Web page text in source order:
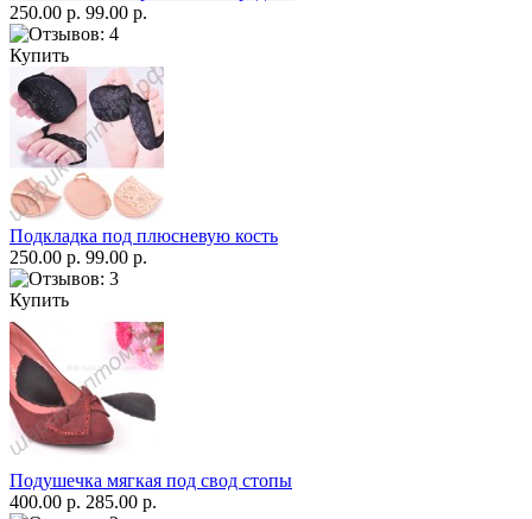
250.00 р. 99.00 р.
Купить
Подкладка под плюсневую кость
250.00 р. 99.00 р.
Купить
Подушечка мягкая под свод стопы
400.00 р. 285.00 р.